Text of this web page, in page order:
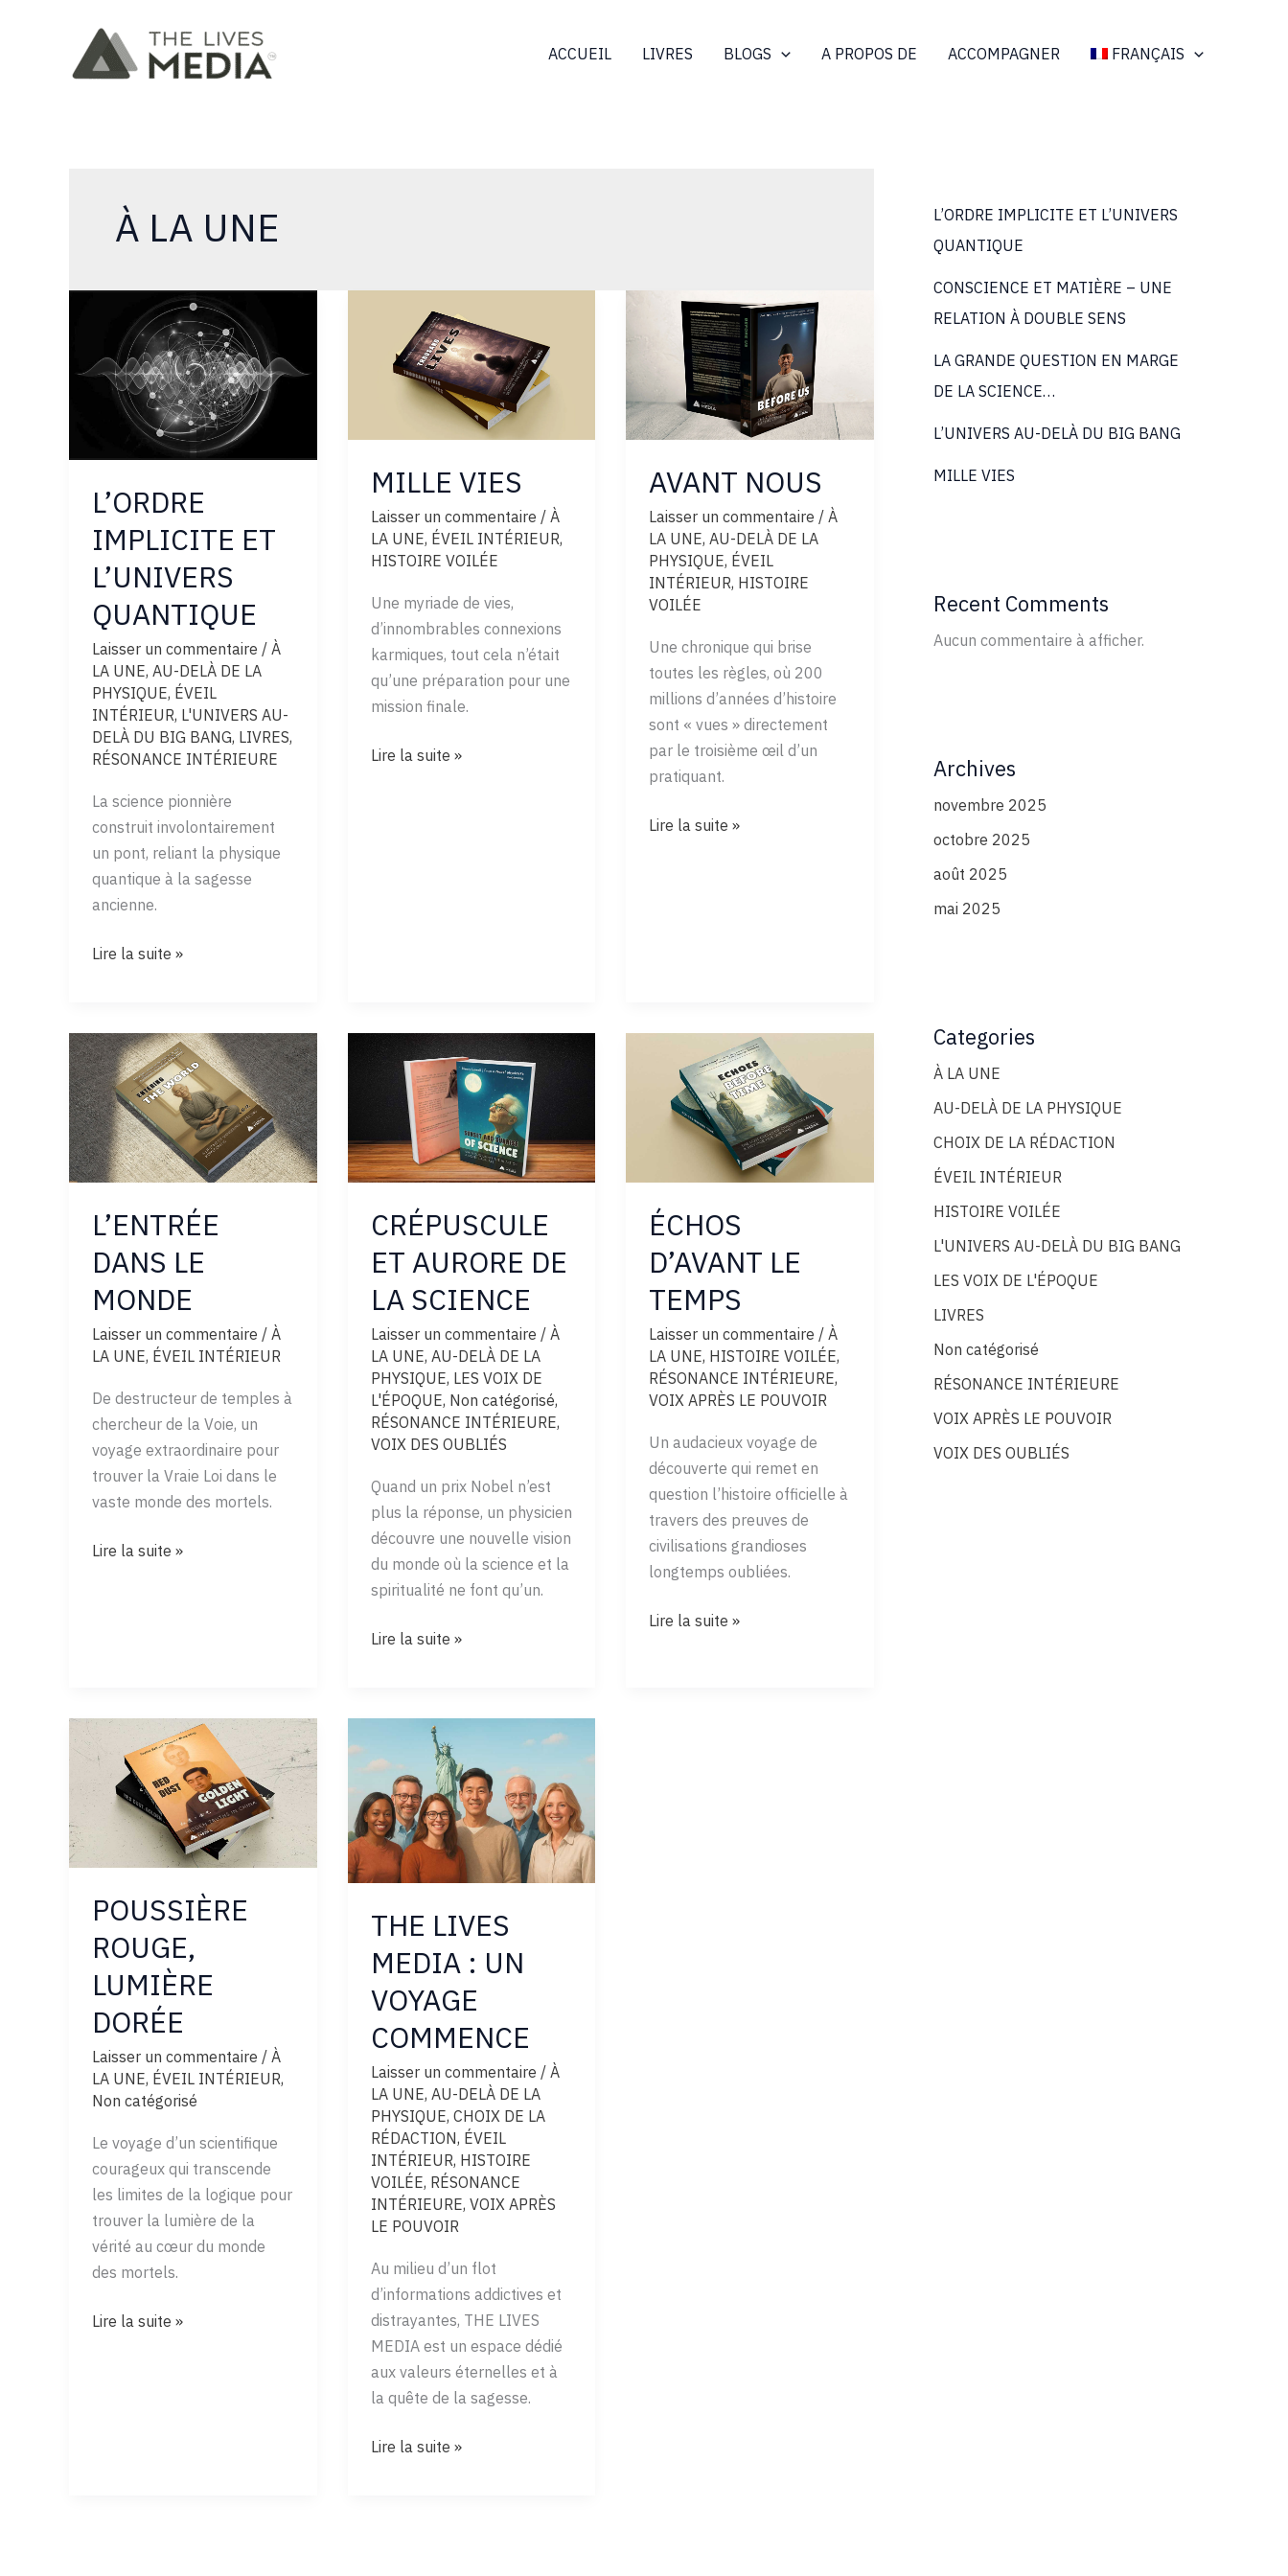
ACCUEIL LIVRES BLOGS A PROPOS DE ACCOMPAGNER FRANÇAIS
À LA UNE
L’ORDRE
IMPLICITE ET
L’UNIVERS
QUANTIQUE
Laisser un commentaire / À
LA UNE, AU-DELÀ DE LA
PHYSIQUE, ÉVEIL
INTÉRIEUR, L'UNIVERS AU-
DELÀ DU BIG BANG, LIVRES,
RÉSONANCE INTÉRIEURE
La science pionnière
construit involontairement
un pont, reliant la physique
quantique à la sagesse
ancienne.
L’ORDRE
L’UNIVERS
QUANTIQUE
Lire la suite »
MILLE VIES
Laisser un commentaire / À
LA UNE, ÉVEIL INTÉRIEUR,
HISTOIRE VOILÉE
Une myriade de vies,
d’innombrables connexions
karmiques, tout cela n’était
qu’une préparation pour une
mission finale.
MILLE
Lire la suite »
AVANT NOUS
Laisser un commentaire /À
LA UNE,AU-DELÀ DE LA
PHYSIQUE, ÉVEIL
INTÉRIEUR, HISTOIRE
VOILÉE
Une chronique qui brise
toutes les règles, où 200
millions d’années d’histoire
sont « vues » directement
par le troisième œil d’un
pratiquant.
AVANT
Lire la suite »
L’ENTRÉE
DANS LE
MONDE
Laisser un commentaire / À
LA UNE, ÉVEIL INTÉRIEUR
De destructeur de temples à
chercheur de la Voie, un
voyage extraordinaire pour
trouver la Vraie Loi dans le
vaste monde des mortels.
L’ENTRÉE
Lire la suite »
CRÉPUSCULE
ET AURORE DE
LA SCIENCE
Laisser un commentaire / À
LA UNE, AU-DELÀ DE LA
PHYSIQUE, LES VOIX DE
L'ÉPOQUE, Non catégorisé,
RÉSONANCE INTÉRIEURE,
VOIX DES OUBLIÉS
Quand un prix Nobel n’est
plus la réponse, un physicien
découvre une nouvelle vision
du monde où la science et la
spiritualité ne font qu’un.
CRÉPUSCULE
DE
SCIENCE
Lire la suite »
ÉCHOS
D’AVANT LE
TEMPS
Laisser un commentaire /À
LA UNE, HISTOIRE VOILÉE,
RÉSONANCE INTÉRIEURE,
VOIX APRÈS LE POUVOIR
Un audacieux voyage de
découverte qui remet en
question l’histoire officielle à
travers des preuves de
civilisations grandioses
longtemps oubliées.
ÉCHOS
Lire la suite »
POUSSIÈRE
ROUGE,
LUMIÈRE
DORÉE
Laisser un commentaire / À
LA UNE, ÉVEIL INTÉRIEUR,
Non catégorisé
Le voyage d’un scientifique
courageux qui transcende
les limites de la logique pour
trouver la lumière de la
vérité au cœur du monde
des mortels.
POUSSIÈRE
Lire la suite »
THE LIVES
MEDIA : UN
VOYAGE
COMMENCE
Laisser un commentaire / À
LA UNE, AU-DELÀ DE LA
PHYSIQUE, CHOIX DE LA
RÉDACTION, ÉVEIL
INTÉRIEUR, HISTOIRE
VOILÉE, RÉSONANCE
INTÉRIEURE, VOIX APRÈS
LE POUVOIR
Au milieu d’un flot
d’informations addictives et
distrayantes, THE LIVES
MEDIA est un espace dédié
aux valeurs éternelles et à
la quête de la sagesse.
THE
Lire la suite »
L’ORDRE IMPLICITE ET L’UNIVERS
QUANTIQUE
CONSCIENCE ET MATIÈRE – UNE
RELATION À DOUBLE SENS
LA GRANDE QUESTION EN MARGE
DE LA SCIENCE…
L’UNIVERS AU-DELÀ DU BIG BANG
MILLE VIES
Recent Comments
Aucun commentaire à afficher.
Archives
novembre 2025
octobre 2025
août 2025
mai 2025
Categories
À LA UNE
AU-DELÀ DE LA PHYSIQUE
CHOIX DE LA RÉDACTION
ÉVEIL INTÉRIEUR
HISTOIRE VOILÉE
L'UNIVERS AU-DELÀ DU BIG BANG
LES VOIX DE L'ÉPOQUE
LIVRES
Non catégorisé
RÉSONANCE INTÉRIEURE
VOIX APRÈS LE POUVOIR
VOIX DES OUBLIÉS